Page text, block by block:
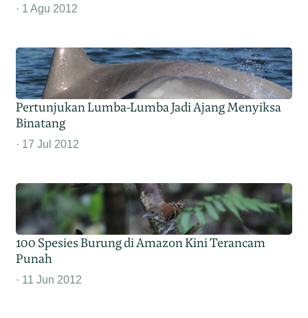
1 Agu 2012
Pertunjukan Lumba-Lumba Jadi Ajang Menyiksa
Binatang
17 Jul 2012
100 Spesies Burung di Amazon Kini Terancam
Punah
11 Jun 2012